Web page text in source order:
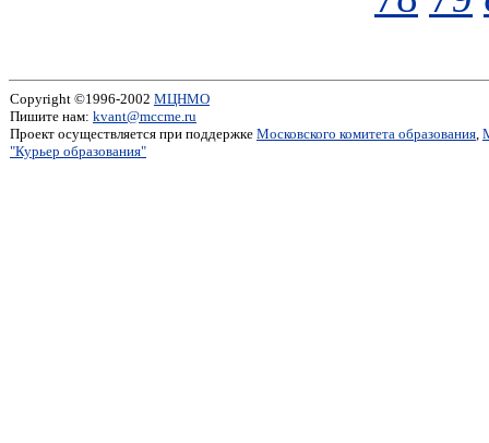
Copyright ©1996-2002 МЦНМО
Пишите нам: kvant@mccme.ru
Проект осуществляется при поддержке Московского комитета образования,
"Курьер образования"